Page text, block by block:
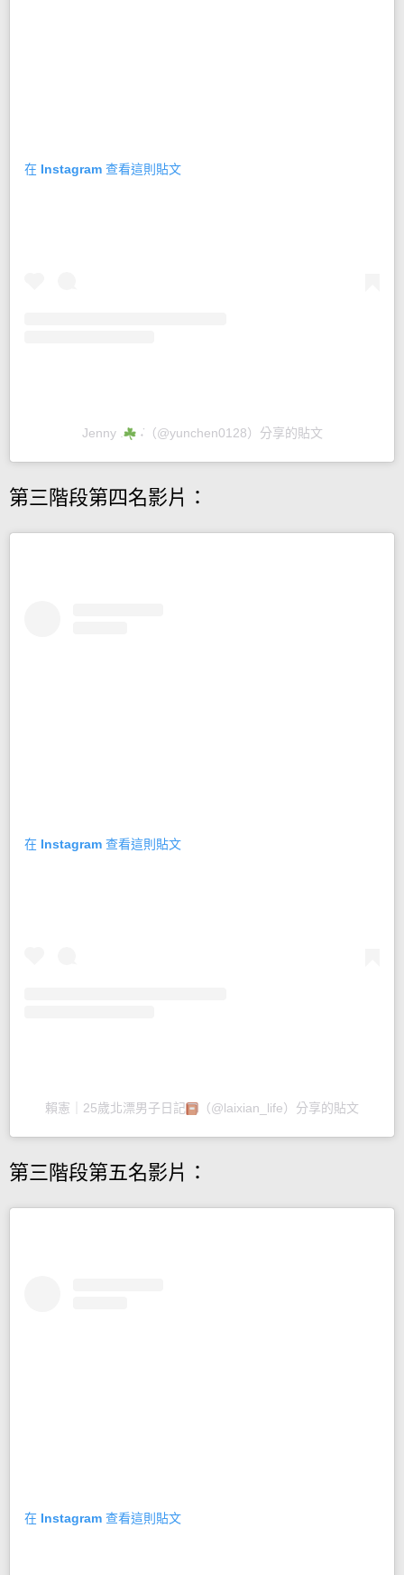
在 Instagram 查看這則貼文
Jenny . ︎ ݁˖（@yunchen0128）分享的貼文
第三階段第四名影片：
在 Instagram 查看這則貼文
賴憲｜25歲北漂男子日記 （@laixian_life）分享的貼文
第三階段第五名影片：
在 Instagram 查看這則貼文